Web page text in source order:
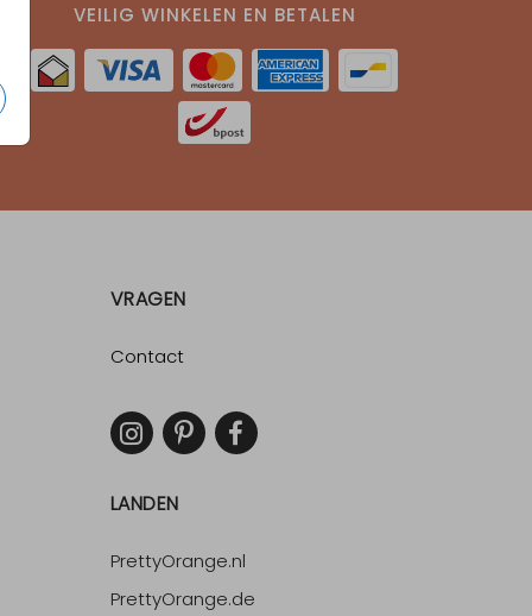
VEILIG WINKELEN EN BETALEN
VRAGEN
Contact
LANDEN
PrettyOrange.nl
PrettyOrange.de